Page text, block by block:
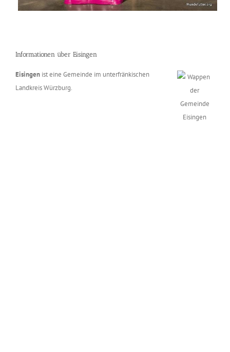
Informationen über Eisingen
Eisingen ist eine Gemeinde im unterfränkischen
Landkreis Würzburg.